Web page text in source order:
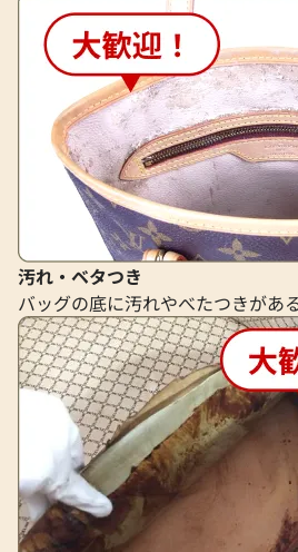
フェンディ Tシャツ
参考買取価格
円
2025年7月3日時点
汚れ・ベタつき
バッグの底に汚れやべたつきがあ